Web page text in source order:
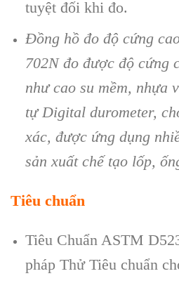
tuyệt đối khi đo.
Đồng hồ đo độ cứng
702N đo được độ cứng
như cao su mềm, nhựa v
tự Digital durometer,
xác, được ứng dụng
sản xuất chế tạo lốp,
Tiêu chuẩn
Tiêu Chuẩn ASTM
pháp Thử Tiêu chuẩn